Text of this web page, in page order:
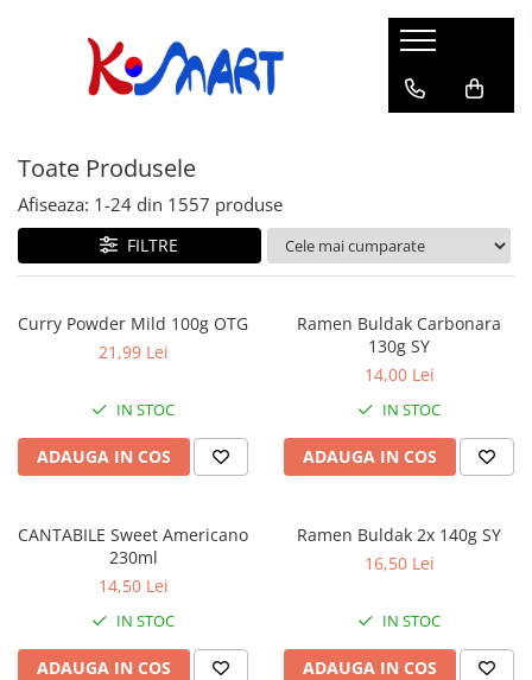
Ramyunㅣ라면
Cupă
Snacksㅣ과자
Crackers
Alge
Gustări Tradiționale
Sosuriㅣ소스
Sos pentru Marinat
Sos Picant
Altele
Gata Preparatㅣ가공식품
Alge
Altele
Garnituri
Kimchi
Ingredienteㅣ재료
Condimente
Făină
Mix
Bază de Supă
K-POPㅣ케이팝
ATEEZ
Black Pink
IU
KEY
Băuturiㅣ음료
Suc
Cafea
Ceai
Clasic
Instant
Perle de Tapioca
Lapte
Deserturiㅣ디저트
Prăjituri
Mochi
Bomboane
Caramele
Guma de mestecat
Migdale
Toate Produsele
Afiseaza: 1-24 din 1557 produse
FILTRE
Curry Powder Mild 100g OTG
21,99 Lei
IN STOC
ADAUGA IN COS
Ramen Buldak Carbonara
130g SY
14,00 Lei
IN STOC
ADAUGA IN COS
CANTABILE Sweet Americano
230ml
14,50 Lei
IN STOC
ADAUGA IN COS
Ramen Buldak 2x 140g SY
16,50 Lei
IN STOC
ADAUGA IN COS